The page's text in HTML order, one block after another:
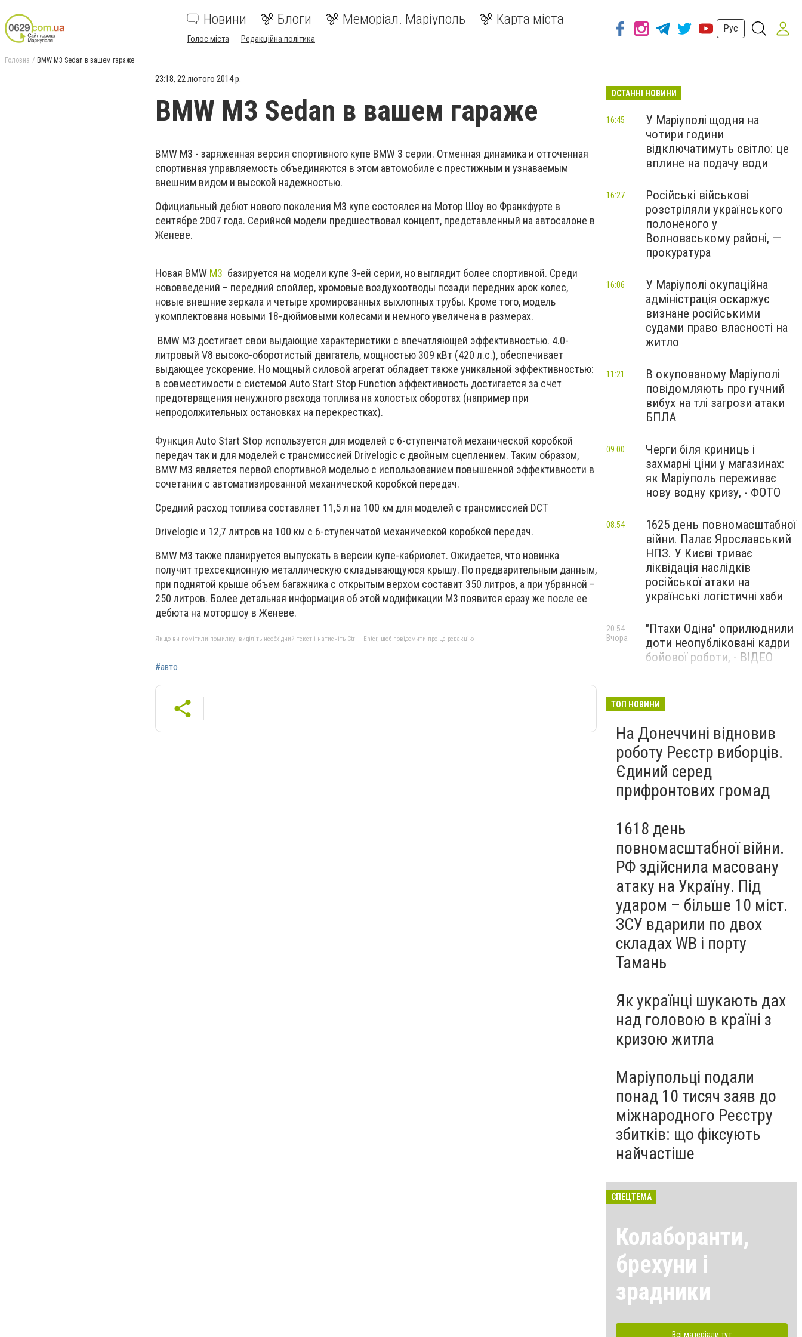
Новини Блоги Меморіал. Маріуполь Карта міста
Голос міста Редакційна політика
Рус
Головна BMW M3 Sedan в вашем гараже
23:18, 22 лютого 2014 р.
BMW M3 Sedan в вашем гараже
BMW M3 - заряженная версия спортивного купе BMW 3 серии. Отменная динамика и отточенная
спортивная управляемость объединяются в этом автомобиле с престижным и узнаваемым
внешним видом и высокой надежностью.
Официальный дебют нового поколения М3 купе состоялся на Мотор Шоу во Франкфурте в
сентябре 2007 года. Серийной модели предшествовал концепт, представленный на автосалоне в
Женеве.
Новая BMW M3 базируется на модели купе 3-ей серии, но выглядит более спортивной. Среди
нововведений – передний спойлер, хромовые воздухоотводы позади передних арок колес,
новые внешние зеркала и четыре хромированных выхлопных трубы. Кроме того, модель
укомплектована новыми 18-дюймовыми колесами и немного увеличена в размерах.
BMW M3 достигает свои выдающие характеристики с впечатляющей эффективностью. 4.0-
литровый V8 высоко-оборотистый двигатель, мощностью 309 кВт (420 л.с.), обеспечивает
выдающее ускорение. Но мощный силовой агрегат обладает также уникальной эффективностью:
в совместимости с системой Auto Start Stop Function эффективность достигается за счет
предотвращения ненужного расхода топлива на холостых оборотах (например при
непродолжительных остановках на перекрестках).
Функция Auto Start Stop используется для моделей с 6-ступенчатой механической коробкой
передач так и для моделей с трансмиссией Drivelogic с двойным сцеплением. Таким образом,
BMW M3 является первой спортивной моделью с использованием повышенной эффективности в
сочетании с автоматизированной механической коробкой передач.
Средний расход топлива составляет 11,5 л на 100 км для моделей с трансмиссией DCT
Drivelogic и 12,7 литров на 100 км с 6-ступенчатой механической коробкой передач.
BMW М3 также планируется выпускать в версии купе-кабриолет. Ожидается, что новинка
получит трехсекционную металлическую складывающуюся крышу. По предварительным данным,
при поднятой крыше объем багажника с открытым верхом составит 350 литров, а при убранной –
250 литров. Более детальная информация об этой модификации M3 появится сразу же после ее
дебюта на моторшоу в Женеве.
Якщо ви помітили помилку, виділіть необхідний текст і натисніть Ctrl + Enter, щоб повідомити про це редакцію
#авто
ОСТАННІ НОВИНИ
У Маріуполі щодня на
чотири години
відключатимуть світло: це
вплине на подачу води
16:45
Російські військові
розстріляли українського
полоненого у
Волноваському районі, —
прокуратура
16:27
У Маріуполі окупаційна
адміністрація оскаржує
визнане російськими
судами право власності на
житло
16:06
В окупованому Маріуполі
повідомляють про гучний
вибух на тлі загрози атаки
БПЛА
11:21
Черги біля криниць і
захмарні ціни у магазинах:
як Маріуполь переживає
нову водну кризу, - ФОТО
09:00
1625 день повномасштабної
війни. Палає Ярославський
НПЗ. У Києві триває
ліквідація наслідків
російської атаки на
українські логістичні хаби
08:54
"Птахи Одіна" оприлюднили
доти неопубліковані кадри
бойової роботи, - ВІДЕО
20:54
Вчора
Бєдняков зіграє тата
новому українському
фільмі, - ФОТО
Вчора
ТОП НОВИНИ
На Донеччині відновив
роботу Реєстр виборців.
Єдиний серед
прифронтових громад
1618 день
повномасштабної війни.
РФ здійснила масовану
атаку на Україну. Під
ударом – більше 10 міст.
ЗСУ вдарили по двох
складах WB і порту
Тамань
Як українці шукають дах
над головою в країні з
кризою житла
Маріупольці подали
понад 10 тисяч заяв до
міжнародного Реєстру
збитків: що фіксують
найчастіше
СПЕЦТЕМА
Колаборанти,
брехуни і
зрадники
Всі матеріали тут